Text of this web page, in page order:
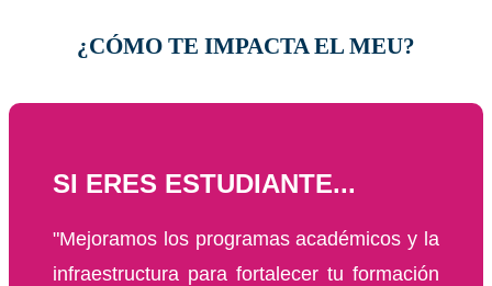
¿CÓMO TE IMPACTA EL MEU?
SI ERES ESTUDIANTE...
"Mejoramos los programas académicos y la
infraestructura para fortalecer tu formación